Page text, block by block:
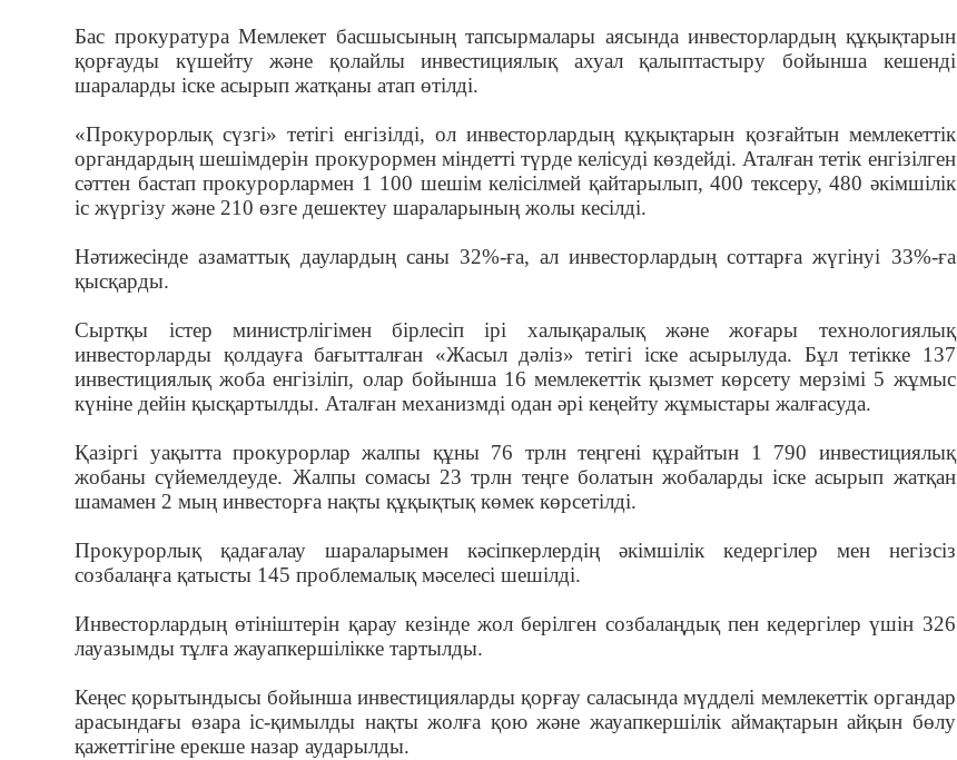
Бас прокуратура Мемлекет басшысының тапсырмалары аясында инвесторлардың құқықтарын
қорғауды күшейту және қолайлы инвестициялық ахуал қалыптастыру бойынша кешенді
шараларды іске асырып жатқаны атап өтілді.
«Прокурорлық сүзгі» тетігі енгізілді, ол инвесторлардың құқықтарын қозғайтын мемлекеттік
органдардың шешімдерін прокурормен міндетті түрде келісуді көздейді. Аталған тетік енгізілген
сәттен бастап прокурорлармен 1 100 шешім келісілмей қайтарылып, 400 тексеру, 480 әкімшілік
іс жүргізу және 210 өзге дешектеу шараларының жолы кесілді.
Нәтижесінде азаматтық даулардың саны 32%-ға, ал инвесторлардың соттарға жүгінуі 33%-ға
қысқарды.
Сыртқы істер министрлігімен бірлесіп ірі халықаралық және жоғары технологиялық
инвесторларды қолдауға бағытталған «Жасыл дәліз» тетігі іске асырылуда. Бұл тетікке 137
инвестициялық жоба енгізіліп, олар бойынша 16 мемлекеттік қызмет көрсету мерзімі 5 жұмыс
күніне дейін қысқартылды. Аталған механизмді одан әрі кеңейту жұмыстары жалғасуда.
Қазіргі уақытта прокурорлар жалпы құны 76 трлн теңгені құрайтын 1 790 инвестициялық
жобаны сүйемелдеуде. Жалпы сомасы 23 трлн теңге болатын жобаларды іске асырып жатқан
шамамен 2 мың инвесторға нақты құқықтық көмек көрсетілді.
Прокурорлық қадағалау шараларымен кәсіпкерлердің әкімшілік кедергілер мен негізсіз
созбалаңға қатысты 145 проблемалық мәселесі шешілді.
Инвесторлардың өтініштерін қарау кезінде жол берілген созбалаңдық пен кедергілер үшін 326
лауазымды тұлға жауапкершілікке тартылды.
Кеңес қорытындысы бойынша инвестицияларды қорғау саласында мүдделі мемлекеттік органдар
арасындағы өзара іс-қимылды нақты жолға қою және жауапкершілік аймақтарын айқын бөлу
қажеттігіне ерекше назар аударылды.